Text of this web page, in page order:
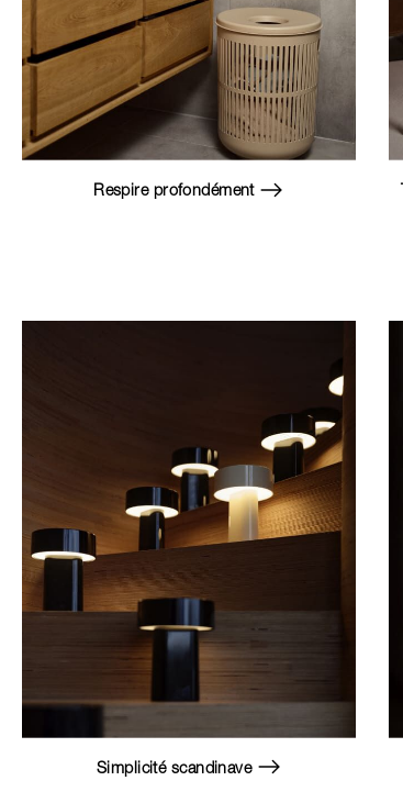
Respire profondément
Simplicité scandinave